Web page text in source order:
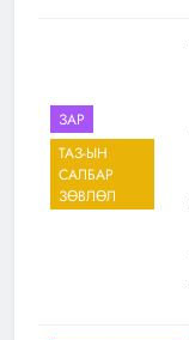
ЗАР
ТАЗ-ЫН
САЛБАР
ЗӨВЛӨЛ